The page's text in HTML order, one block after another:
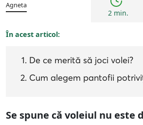
Agneta
2 min.
În acest articol:
De ce merită să joci volei?
Cum alegem pantofii
Se spune că voleiul nu este